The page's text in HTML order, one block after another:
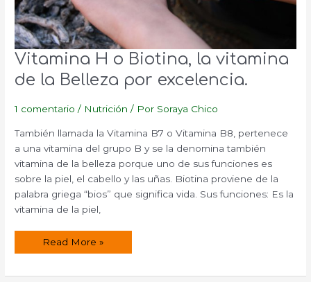
Vitamina H o Biotina, la vitamina
de la Belleza por excelencia.
1 comentario / Nutrición / Por Soraya Chico
También llamada la Vitamina B7 o Vitamina B8, pertenece
a una vitamina del grupo B y se la denomina también
vitamina de la belleza porque uno de sus funciones es
sobre la piel, el cabello y las uñas. Biotina proviene de la
palabra griega “bios” que significa vida. Sus funciones: Es la
vitamina de la piel,
Vitamina
la
Read More »